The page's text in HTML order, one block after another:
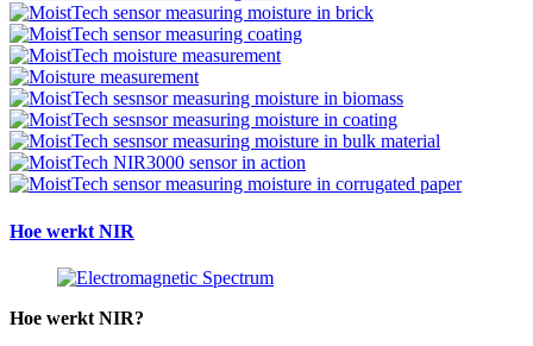
Hoe werkt NIR
Hoe werkt NIR?